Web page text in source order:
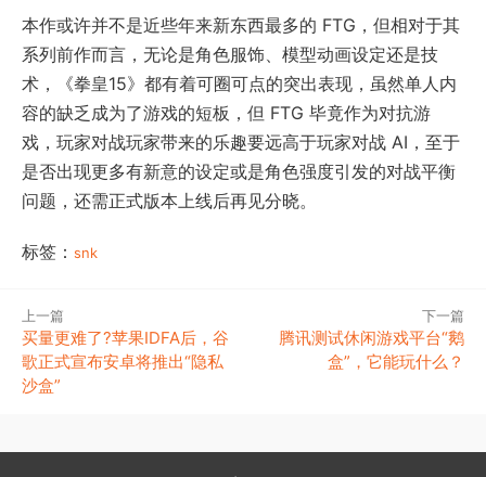
本作或许并不是近些年来新东西最多的 FTG，但相对于其
系列前作而言，无论是角色服饰、模型动画设定还是技
术，《拳皇15》都有着可圈可点的突出表现，虽然单人内
容的缺乏成为了游戏的短板，但 FTG 毕竟作为对抗游
戏，玩家对战玩家带来的乐趣要远高于玩家对战 AI，至于
是否出现更多有新意的设定或是角色强度引发的对战平衡
问题，还需正式版本上线后再见分晓。
标签： snk
上一篇
买量更难了?苹果IDFA后，谷
歌正式宣布安卓将推出“隐私
沙盒”
下一篇
腾讯测试休闲游戏平台“鹅
盒”，它能玩什么？